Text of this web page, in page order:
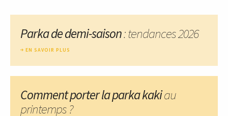
Parka de demi-saison: tendances 2026
EN SAVOIR PLUS
Comment porter la parka kakiau
printemps ?